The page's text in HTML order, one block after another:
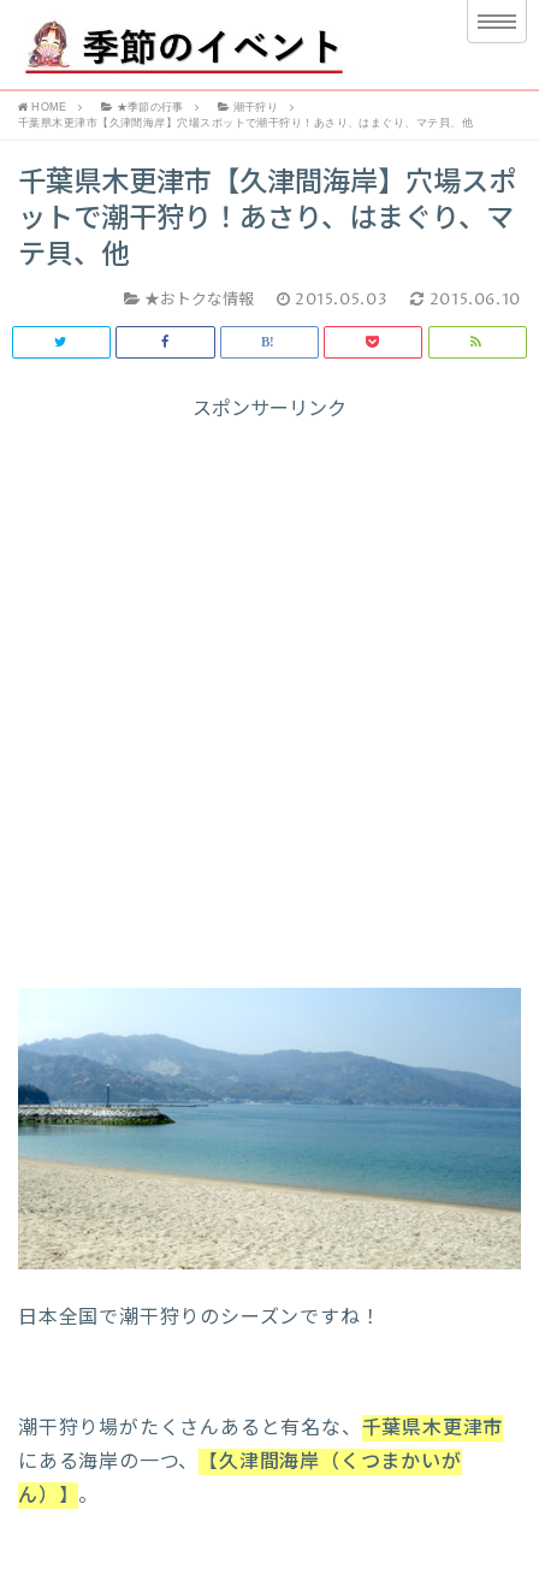
HOME ★季節の行事
潮干狩り
千葉県木更津市【久津間海岸】穴場スポットで潮干狩り！あさり、はまぐり、マテ貝、他
千葉県木更津市【久津間海岸】穴場スポ
ットで潮干狩り！あさり、はまぐり、マ
テ貝、他
★おトクな情報 2015.05.03 2015.06.10
スポンサーリンク
日本全国で潮干狩りのシーズンですね！
潮干狩り場がたくさんあると有名な、 千葉県木更津市
にある海岸の一つ、
【久津間海岸（くつまかいが
ん） 】 。